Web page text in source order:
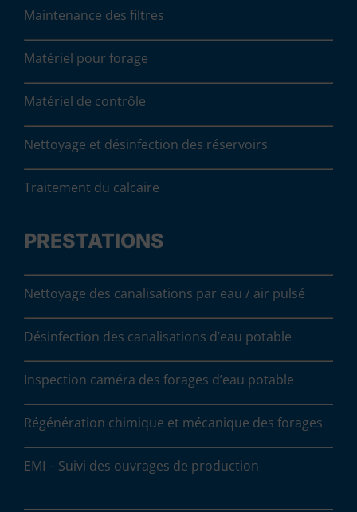
Maintenance des filtres
Matériel pour forage
Matériel de contrôle
Nettoyage et désinfection des réservoirs
Traitement du calcaire
PRESTATIONS
Nettoyage des canalisations par eau / air pulsé
Désinfection des canalisations d’eau potable
Inspection caméra des forages d’eau potable
Régénération chimique et mécanique des forages
EMI – Suivi des ouvrages de production